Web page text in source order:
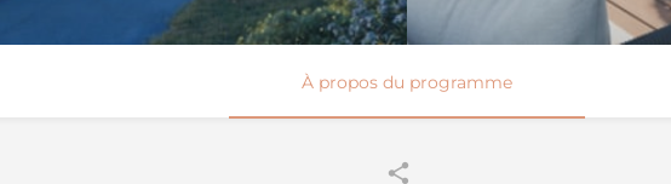
À propos du programme